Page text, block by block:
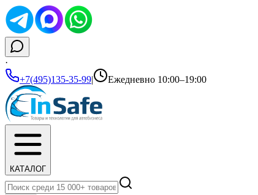
·
+7(495)135-35-99| Ежедневно 10:00–19:00
КАТАЛОГ